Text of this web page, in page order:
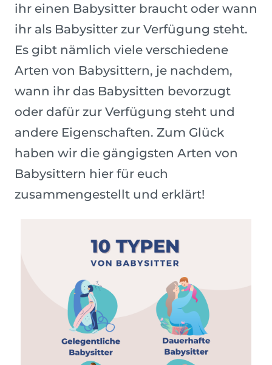
ihr einen Babysitter braucht oder wann
ihr als Babysitter zur Verfügung steht.
Es gibt nämlich viele verschiedene
Arten von Babysittern, je nachdem,
wann ihr das Babysitten bevorzugt
oder dafür zur Verfügung steht und
andere Eigenschaften. Zum Glück
haben wir die gängigsten Arten von
Babysittern hier für euch
zusammengestellt und erklärt!